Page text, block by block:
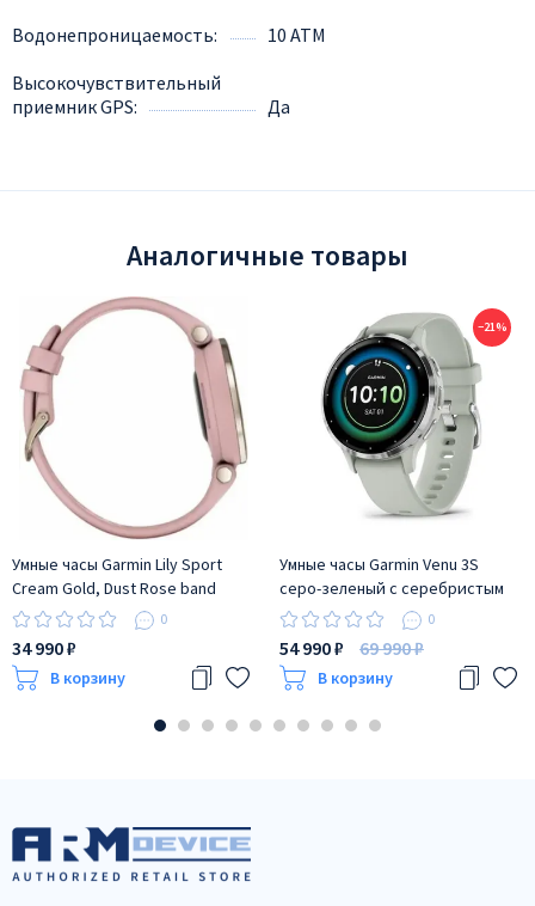
Водонепроницаемость
10 АТМ
Высокочувствительный
приемник GPS
Да
Аналогичные товары
Умные часы Garmin Lily Sport
Cream Gold, Dust Rose band
0
34 990 ₽
В корзину
−21%
Умные часы Garmin Venu 3S
серо-зеленый с серебристым
безелем
0
54 990 ₽ 69 990 ₽
В корзину